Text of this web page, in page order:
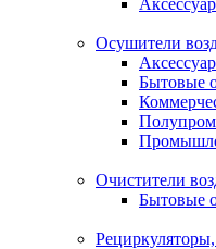
Осушители
Бытовые
Очистители
Бытовые